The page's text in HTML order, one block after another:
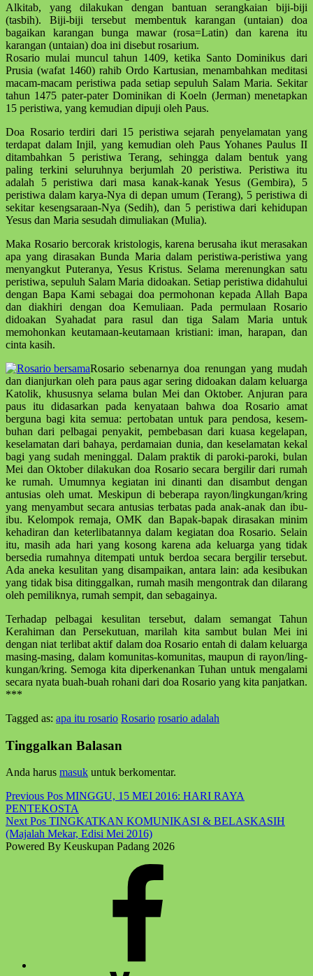
Alkitab, yang dilakukan dengan bantuan se­rang­kaian biji-biji
(tasbih). Biji-biji tersebut mem­bentuk karangan (untaian) doa
bagaikan karangan bunga mawar (rosa=Latin) dan karena itu
karang­an (untaian) doa ini disebut rosarium.
Rosario mulai muncul tahun 1409, ketika Santo Dominikus dari
Prusia (wafat 1460) rahib Ordo Kartusian, menam­bah­kan meditasi
macam-macam peris­tiwa pada setiap sepuluh Salam Maria. Sekitar
tahun 1475 pater-pater Domi­nikan di Koeln (Jerman) mene­tapkan
15 peristiwa, yang kemudian dipuji oleh Paus.
Doa Rosario terdiri dari 15 peristiwa sejarah penyelamatan yang
terdapat dalam Injil, yang kemudian oleh Paus Yohanes Paulus II
ditambahkan 5 pe­ristiwa Terang, sehingga dalam bentuk yang
paling terkini seluruhnya ber­jumlah 20 peristiwa. Peristiwa itu
adalah 5 peristiwa dari masa kanak-kanak Yesus (Gembira), 5
peristiwa dalam karya-Nya di depan umum (Terang), 5 peristiwa di
sekitar kesengsaraan-Nya (Sedih), dan 5 peristiwa dari kehidupan
Yesus dan Maria sesudah dimuliakan (Mulia).
Maka Rosario bercorak kristologis, karena berusaha ikut merasakan
apa yang dirasakan Bunda Maria dalam peristiwa-peristiwa yang
menyangkut Puteranya, Yesus Kristus. Selama mere­nungkan satu
peristiwa, sepuluh Salam Maria didoakan. Setiap peristiwa dida­hului
dengan Bapa Kami sebagai doa permohonan kepada Allah Bapa
dan diakhiri dengan doa Kemuliaan. Pada permulaan Rosario
didoakan Syahadat para rasul dan tiga Salam Maria untuk
memohonkan keutamaan-keutamaan kristiani: iman, harapan, dan
cinta kasih.
Rosario sebenarnya doa renungan yang mudah
dan dianjurkan oleh para paus agar sering didoakan dalam keluar­ga
Katolik, khususnya selama bulan Mei dan Oktober. Anjuran para
paus itu didasarkan pada kenyataan bahwa doa Rosario amat
berguna bagi kita semua: pertobatan untuk para pendosa, kesem­
buhan dari pelbagai penyakit, pembe­basan dari kuasa kegelapan,
keselamatan dari bahaya, perdamaian dunia, dan keselamatan kekal
bagi yang sudah me­ninggal. Dalam praktik di paroki-paroki, bulan
Mei dan Oktober dilaku­kan doa Rosario secara bergilir dari rumah
ke rumah. Umumnya kegiatan ini dinanti dan disambut dengan
antusias oleh umat. Meskipun di beberapa ra­yon/lingkungan/kring
yang menyam­but secara antusias terbatas pada anak-anak dan ibu-
ibu. Kelompok remaja, OMK dan Bapak-bapak dirasakan minim
kehadiran dan keterlibatannya dalam kegiatan doa Rosario. Selain
itu, masih ada hari yang kosong karena ada keluarga yang tidak
bersedia rumahnya ditempati untuk berdoa secara bergilir tersebut.
Ada aneka kesulitan yang disampaikan, antara lain: ada kesibukan
yang tidak bisa ditinggalkan, rumah masih mengontrak dan dilarang
oleh pemiliknya, rumah sempit, dan seba­gainya.
Terhadap pelbagai kesulitan terse­but, dalam semangat Tahun
Kerahiman dan Persekutuan, marilah kita sambut bulan Mei ini
dengan niat terlibat aktif dalam doa Rosario entah di dalam ke­luar­­ga
masing-masing, dalam komu­ni­tas-komunitas, maupun di ra­yon/ling­
kungan/kring. Semoga kita diper­kenan­kan Tuhan untuk mengalami
secara nyata buah-buah rohani dari doa Rosario yang kita panjatkan.
***
Tagged as: apa itu rosario Rosario rosario adalah
back
main
Tinggalkan Balasan
Anda harus masuk untuk berkomentar.
Post
navigation
Previous Pos MINGGU, 15 MEI 2016: HARI RAYA
PENTEKOSTA
Next Pos TINGKATKAN KOMUNIKASI & BELASKASIH
(Majalah Mekar, Edisi Mei 2016)
Powered By Keuskupan Padang 2026